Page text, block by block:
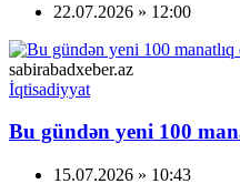
22.07.2026 » 12:00
sabirabadxeber.az
İqtisadiyyat
Bu gündən yeni 100
15.07.2026 » 10:43